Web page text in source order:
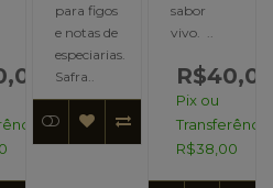
para figos
e notas de
especiarias.
Safra..
sabor
vivo. ..
Pix ou
R$38,00